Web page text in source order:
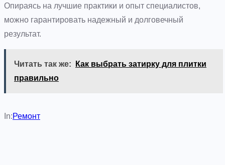
Опираясь на лучшие практики и опыт специалистов,
можно гарантировать надежный и долговечный
результат.
Читать так же:
Как выбрать затирку для плитки
правильно
In:Ремонт